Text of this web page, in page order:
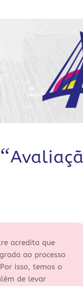
“
acredita que
ao processo
isso, temos o
de levar